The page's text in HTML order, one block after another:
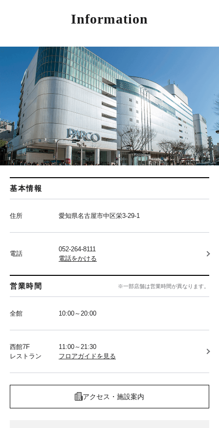
Information
基本情報
住所 愛知県名古屋市中区栄3-29-1
電話
052-264-8111
電話をかける
営業時間 ※一部店舗は営業時間が異なります。
全館 10:00～20:00
西館7F
レストラン
11:00～21:30
フロアガイドを見る
アクセス・施設案内